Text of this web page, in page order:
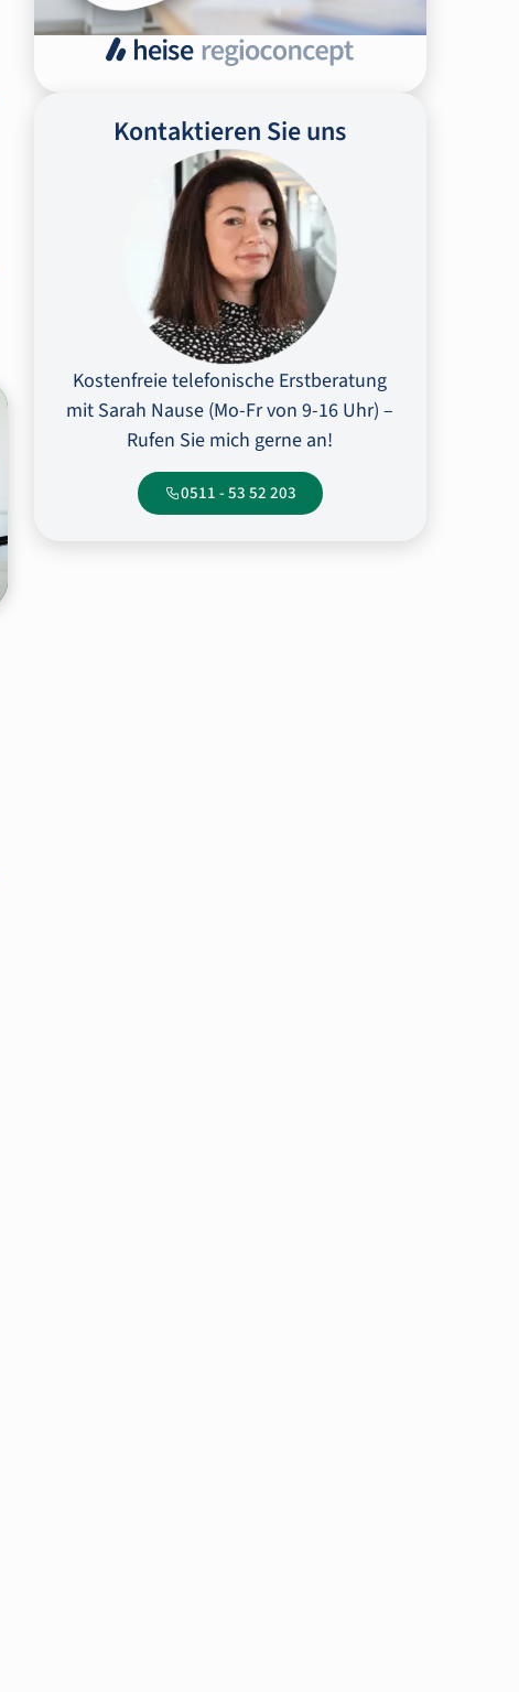
Kontaktieren Sie uns
Kostenfreie telefonische Erstberatung
mit Sarah Nause (Mo-Fr von 9-16 Uhr) –
Rufen Sie mich gerne an!
0511 - 53 52 203